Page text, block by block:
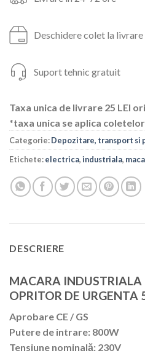
Deschidere colet la livrare
Suport tehnic gratuit
Taxa unica de livrare 25 LEI
*taxa unica se aplica
Categorie:Depozitare, transport si
Etichete:electrica,industriala,
DESCRIERE
MACARA INDUSTRIALA
OPRITOR DE URGENTA
Aprobare CE / GS
Putere de intrare: 800W
Tensiune nominală: 230V